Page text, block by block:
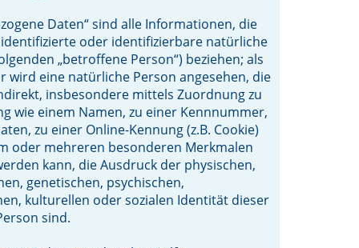
Daten“ sind alle Informationen, die
oder identifizierbare natürliche
„betroffene Person“) beziehen; als
wird eine natürliche Person angesehen, die
insbesondere mittels Zuordnung zu
wie einem Namen, zu einer Kennnummer,
zu einer Online-Kennung (z.B. Cookie)
oder mehreren besonderen Merkmalen
kann, die Ausdruck der physischen,
genetischen, psychischen,
kulturellen oder sozialen Identität dieser
sind.